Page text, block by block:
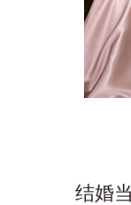
结婚